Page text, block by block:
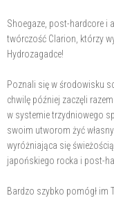
Shoegaze, post-hardcore i
twórczość Clarion, którzy
Hydrozagadce!
Poznali się w środowisku
chwilę później zaczęli
w systemie trzydniowego
swoim utworom żyć
wyróżniająca się
japońskiego rocka i post-
Bardzo szybko pomógł im